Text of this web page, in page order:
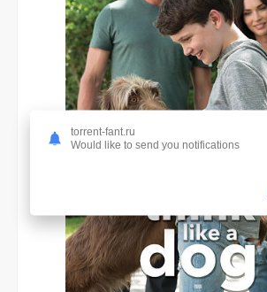
torrent-fant.ru
Would like to send you notifications